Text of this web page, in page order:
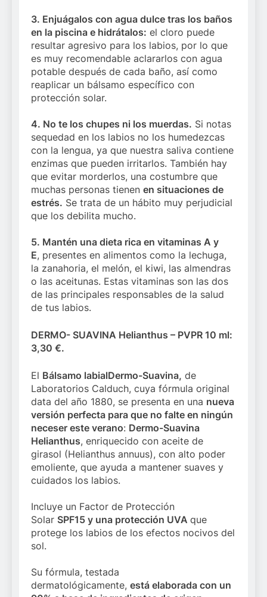
3. Enjuágalos con agua dulce tras los baños
en la piscina e hidrátalos: el cloro puede
resultar agresivo para los labios, por lo que
es muy recomendable aclararlos con agua
potable después de cada baño, así como
reaplicar un bálsamo específico con
protección solar.
4. No te los chupes ni los muerdas. Si notas
sequedad en los labios no los humedezcas
con la lengua, ya que nuestra saliva contiene
enzimas que pueden irritarlos. También hay
que evitar morderlos, una costumbre que
muchas personas tienen en situaciones de
estrés. Se trata de un hábito muy perjudicial
que los debilita mucho.
5. Mantén una dieta rica en vitaminas A y
E, presentes en alimentos como la lechuga,
la zanahoria, el melón, el kiwi, las almendras
o las aceitunas. Estas vitaminas son las dos
de las principales responsables de la salud
de tus labios.
DERMO- SUAVINA Helianthus – PVPR 10 ml:
3,30 €.
El Bálsamo labialDermo-Suavina, de
Laboratorios Calduch, cuya fórmula original
data del año 1880, se presenta en una nueva
versión perfecta para que no falte en ningún
neceser este verano: Dermo-Suavina
Helianthus, enriquecido con aceite de
girasol (Helianthus annuus), con alto poder
emoliente, que ayuda a mantener suaves y
cuidados los labios.
Incluye un Factor de Protección
Solar SPF15 y una protección UVA que
protege los labios de los efectos nocivos del
sol.
Su fórmula, testada
dermatológicamente, está elaborada con un